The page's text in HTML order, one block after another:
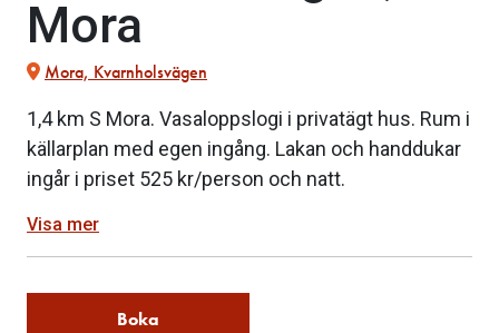
Mora
Mora, Kvarnholsvägen
1,4 km S Mora. Vasaloppslogi i privatägt hus. Rum i
källarplan med egen ingång. Lakan och handdukar
ingår i priset 525 kr/person och natt.
Visa mer
Boka